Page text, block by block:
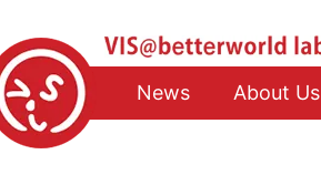
News About Us